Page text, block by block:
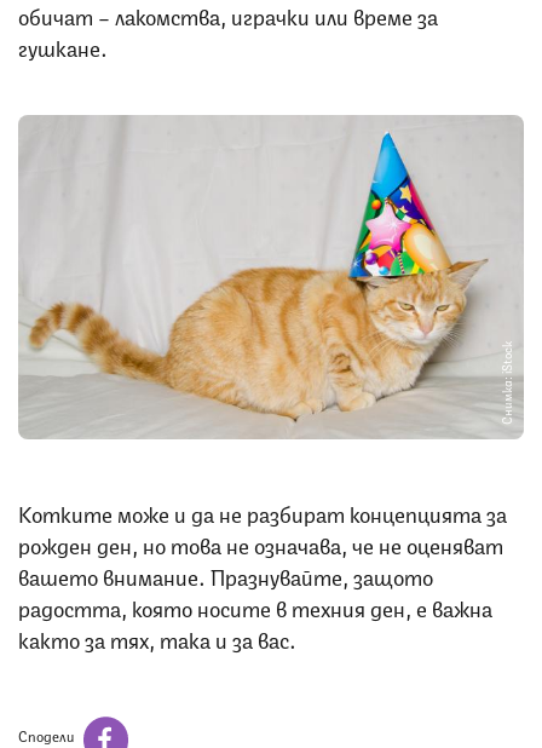
обичат – лакомства, играчки или време за
гушкане.
Снимка: iStock
Котките може и да не разбират концепцията за
рожден ден, но това не означава, че не оценяват
вашето внимание. Празнувайте, защото
радостта, която носите в техния ден, е важна
както за тях, така и за вас.
Сподели